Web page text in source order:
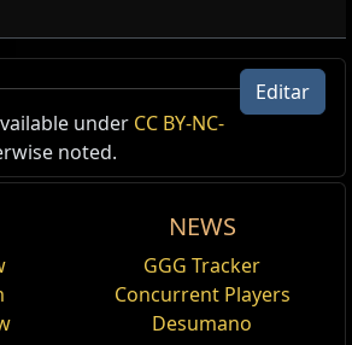
Vale de Espinhos
Mapas
Tier do Mapa:
de Mapas pessoal para ir a
ou inferior. Mapas são de uso
Valley Map
Editar
under CC BY-NC-
noted.
NEWS
GGG Tracker
Concurrent Players
Desumano